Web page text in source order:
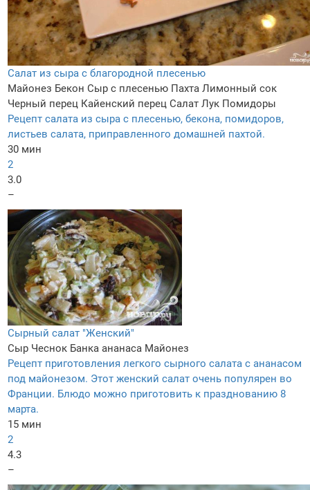
Салат из сыра с благородной плесенью
Майонез Бекон Сыр с плесенью Пахта Лимонный сок
Черный перец Кайенский перец Салат Лук Помидоры
Рецепт салата из сыра с плесенью, бекона, помидоров,
листьев салата, приправленного домашней пахтой.
30 мин
2
3.0
–
Сырный салат "Женский"
Сыр Чеснок Банка ананаса Майонез
Рецепт приготовления легкого сырного салата с ананасом
под майонезом. Этот женский салат очень популярен во
Франции. Блюдо можно приготовить к празднованию 8
марта.
15 мин
2
4.3
–